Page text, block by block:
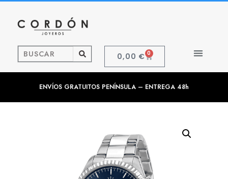
0,00 € 0
ENVÍOS GRATUITOS PENÍNSULA – ENTREGA 48h